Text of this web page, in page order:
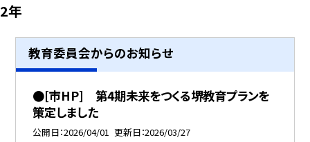
2年
教育委員会からのお知らせ
●[市HP] 第4期未来をつくる堺教育プランを
策定しました
公開日 2026/04/01 更新日 2026/03/27